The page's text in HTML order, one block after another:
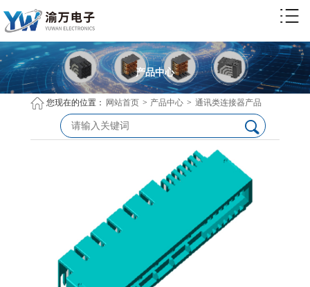
产品中心
您现在的位置： 网站首页 > 产品中心 > 通讯类连接器产品